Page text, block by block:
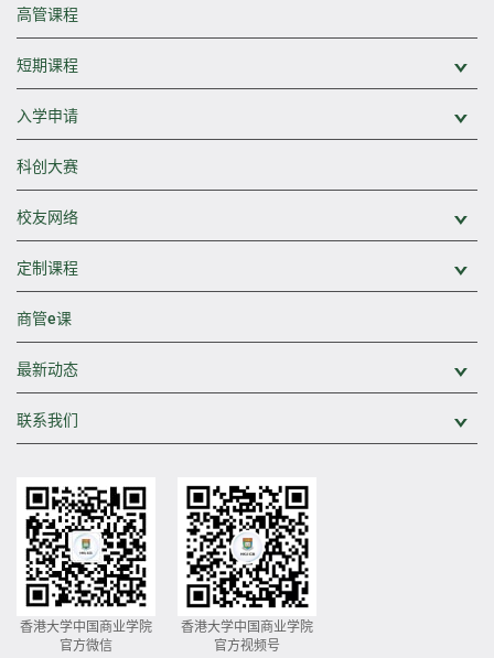
高管课程
短期课程
入学申请
科创大赛
校友网络
定制课程
商管e课
最新动态
联系我们
香港大学中国商业学院
官方微信
香港大学中国商业学院
官方视频号